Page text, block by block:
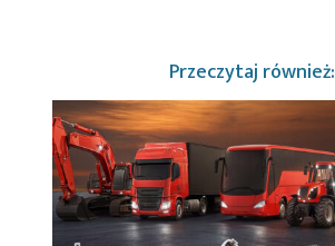
Przeczytaj również: